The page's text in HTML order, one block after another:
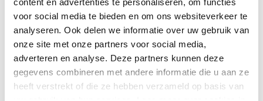
voor social media te bieden en om ons websiteverkeer te
analyseren. Ook delen we informatie over uw gebruik van
onze site met onze partners voor social media,
adverteren en analyse. Deze partners kunnen deze
gegevens combineren met andere informatie die u aan ze
heeft verstrekt of die ze hebben verzameld op basis van
Meerjarentraject met gemeente
Amsterdam
“We hebben onszelf tot januari 2025 de tijd
gegeven om tot een onherroepelijke
omgevingsvergunning te komen”, vervolgt Van
Oosten. “Waar het definitief ontwerp aan moet